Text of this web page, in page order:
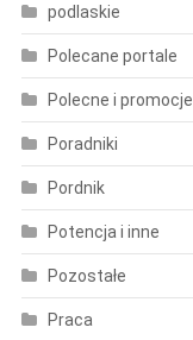
podlaskie
Polecane portale
Polecne i promocje
Poradniki
Pordnik
Potencja i inne
Pozostałe
Praca